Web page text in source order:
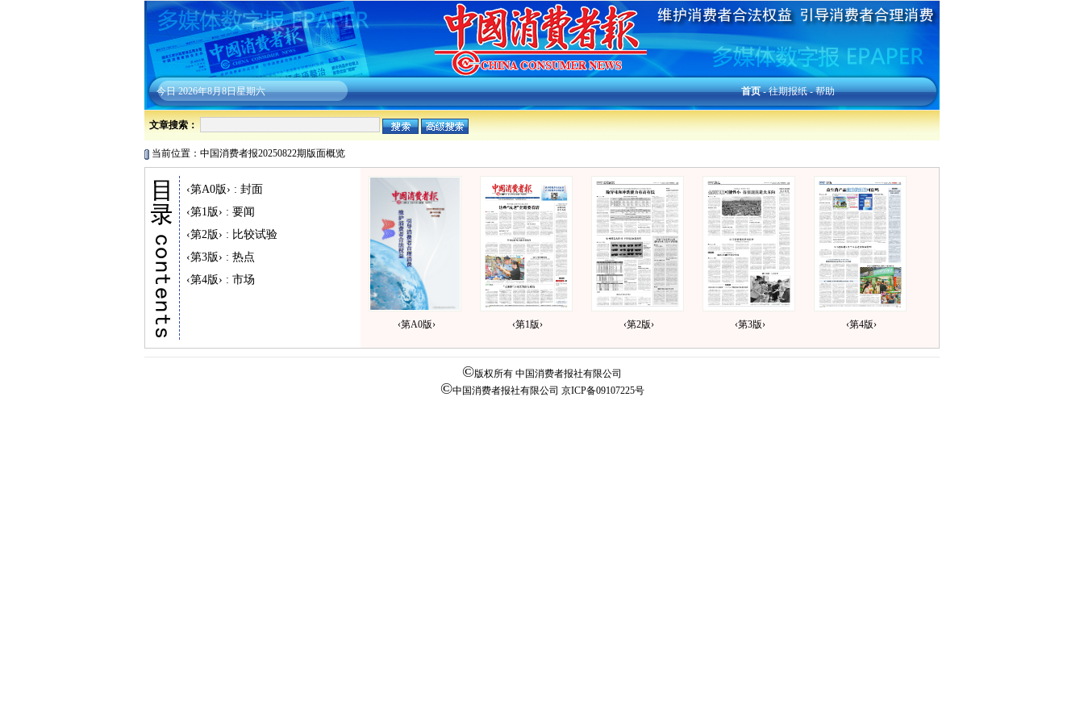
今日2026年8月8日星期六 首页-往期报纸-帮助
文章搜索：
当前位置：中国消费者报20250822期版面概览
‹第A0版› : 封面
‹第1版› : 要闻
‹第2版› : 比较试验
‹第3版› : 热点
‹第4版› : 市场
‹第A0版› ‹第1版› ‹第2版› ‹第3版› ‹第4版›
©版权所有 中国消费者报社有限公司
©中国消费者报社有限公司 京ICP备09107225号